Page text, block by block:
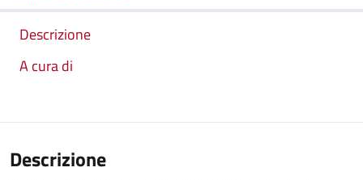
Descrizione
A cura di
Descrizione